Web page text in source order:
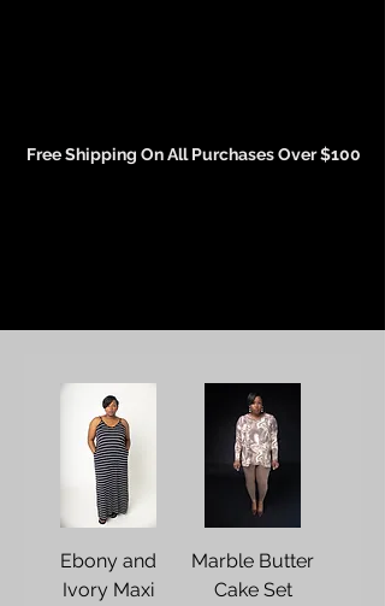
Free Shipping On All Purchases Over $100
Ebony and
Ivory Maxi
Marble Butter
Cake Set